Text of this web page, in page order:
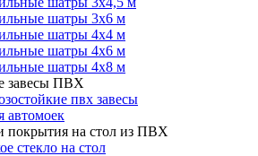
шатры 3х6 м
шатры 4х4 м
шатры 4х6 м
шатры 4х8 м
завесы ПВХ
пвх завесы
автомоек
покрытия на стол из ПВХ
стекло на стол